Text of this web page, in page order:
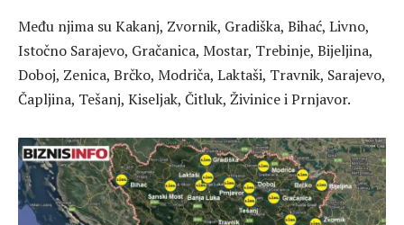
Među njima su Kakanj, Zvornik, Gradiška, Bihać, Livno,
Istočno Sarajevo, Gračanica, Mostar, Trebinje, Bijeljina,
Doboj, Zenica, Brčko, Modriča, Laktaši, Travnik, Sarajevo,
Čapljina, Tešanj, Kiseljak, Čitluk, Živinice i Prnjavor.